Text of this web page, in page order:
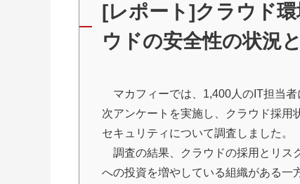
[レポート]クラウド
ウドの安全性の状況
マカフィーでは、1,400人のIT担当者
次アンケートを実施し、クラウド採用
セキュリティについて調査しました。
調査の結果、クラウドの採用とリス
への投資を増やしている組織がある一